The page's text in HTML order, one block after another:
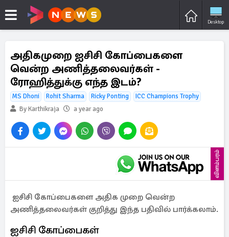
Desktop
அதிகமுறை ஐசிசி கோப்பைகளை
வென்ற அணித்தலைவர்கள் -
ரோஹித்துக்கு எந்த இடம்?
MS Dhoni Rohit Sharma Ricky Ponting
ICC Champions Trophy
By Karthikraja
a year ago
விளம்பரம்
ஐசிசி கோப்பைகளை அதிக முறை வென்ற
அணித்தலைவர்கள் குறித்து இந்த பதிவில் பார்க்கலாம்.
ஐசிசி கோப்பைகள்